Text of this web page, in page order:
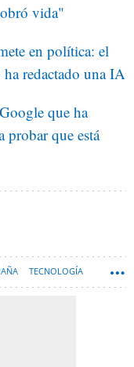
vida"
en política: el
redactado una IA
que ha
probar que está
TECNOLOGÍA